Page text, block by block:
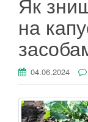
на
04.06.2024